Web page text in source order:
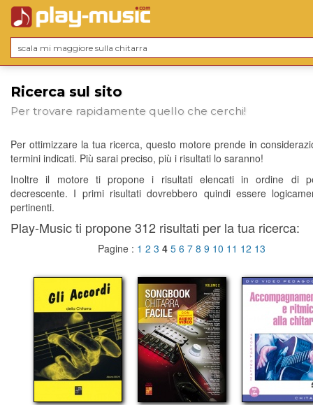
Ricerca sul sito
Per trovare rapidamente quello che cerchi!
Per ottimizzare la tua ricerca, questo motore prende in
termini indicati. Più sarai preciso, più i risultati lo saranno!
Inoltre il motore ti propone i risultati elencati in ordine di
decrescente. I primi risultati dovrebbero quindi essere
pertinenti.
Play-Music ti propone 312 risultati per la tua ricerca:
Pagine : 1 2 3 4 5 6 7 8 9 10 11 12 13